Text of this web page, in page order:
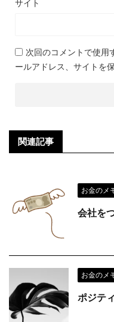
サイト
次回のコメントで使用
ールアドレス、サイトを保
関連記事
お金のメ
会社を
お金のメ
ポジテ